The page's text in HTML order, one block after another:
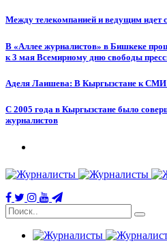
Между телекомпанией и ведущим идет
В «Аллее журналистов» в Бишкеке
к 3 мая Всемирному дню свободы
Аделя Лаишева: В Кыргызстане к СМИ
С 2005 года в Кыргызстане было
журналистов